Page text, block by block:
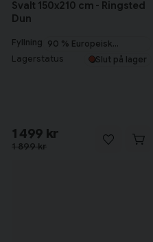
Svalt 150x210 cm - Ringsted
Dun
Fyllning 90 % Europeisk
myskanddun
Lagerstatus Slut på lager
1 899 kr
1 499 kr